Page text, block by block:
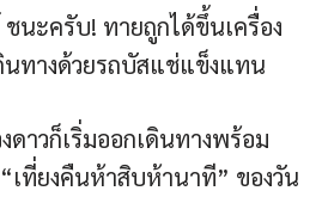
นะครับ! ทายถูกได้ขึ้นเครื่อง
ทางด้วยรถบัสแช่แข็งแทน
ดาวก็เริ่มออกเดินทางพร้อม
เที่ยงคืนห้าสิบห้านาที” ของวัน